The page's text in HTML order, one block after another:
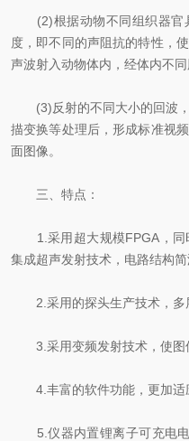
(2)根据动物不同组织器官
度，即不同的声阻抗的特性，
声波射入动物体内，经体内不
(3)反射的不同大小的回波，
描变换等处理后，形成标准视
面图像。
三、特点：
1.采用超大规模FPGA，同
集成超声发射技术，电路结构
2.采用的探头生产技术，多
3.采用变频发射技术，使图
4.丰富的软件功能，更加适
5.仪器内置锂离子可充电电